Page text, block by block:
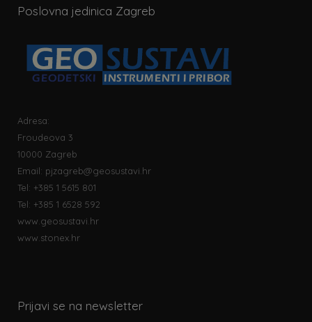
Poslovna jedinica Zagreb
Adresa:
Froudeova 3
10000 Zagreb
Email: pjzagreb@geosustavi.hr
Tel: +385 1 5615 801
Tel: +385 1 6528 592
www.geosustavi.hr
www.stonex.hr
Prijavi se na newsletter